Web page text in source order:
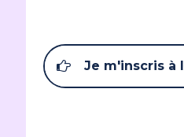
Je m'inscris à